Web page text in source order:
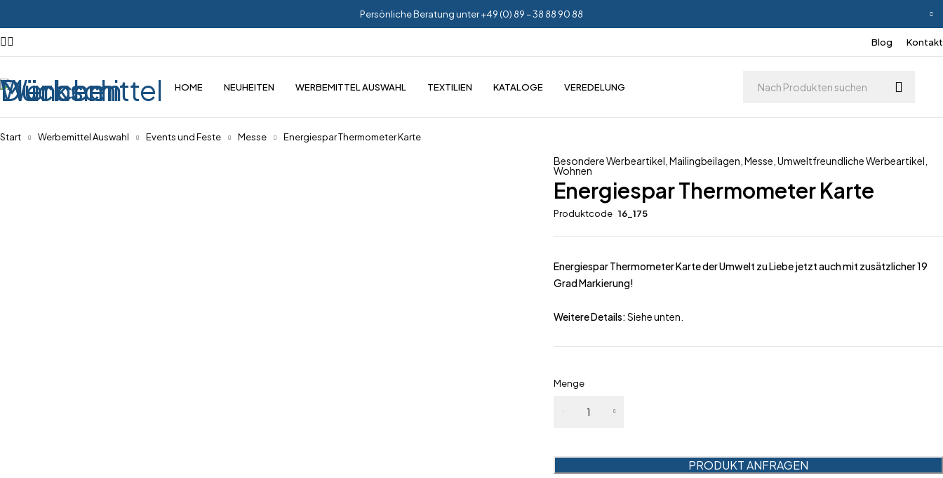
Persönliche Beratung unter +49 (0) 89 – 38 88 90 88
Blog Kontakt
HOME NEUHEITEN WERBEMITTEL AUSWAHL TEXTILIEN KATALOGE VEREDELUNG
Start Werbemittel Auswahl Events und Feste Messe Energiespar Thermometer Karte
Besondere Werbeartikel ,Mailingbeilagen ,Messe ,Umweltfreundliche Werbeartikel
Wohnen
Energiespar Thermometer Karte
Produktcode 16_175
Energiespar Thermometer Karte der Umwelt zu Liebe jetzt auch mit zusätzlicher 19
Grad Markierung!
Weitere Details:Siehe unten.
Menge
Thermometer
PRODUKT ANFRAGEN